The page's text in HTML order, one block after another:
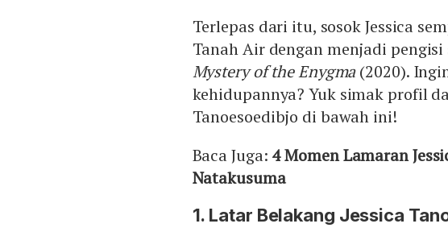
Terlepas dari itu, sosok Jessica
Tanah Air dengan menjadi
Mystery of the Enygma(2020).
kehidupannya? Yuk simak profil
Tanoesoedibjo di bawah ini!
Baca Juga: 4 Momen Lamaran
Natakusuma
1. Latar Belakang Jessica